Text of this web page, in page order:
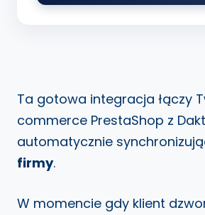
Ta gotowa integracja łączy
commerce PrestaShop z
automatycznie
firmy.
W momencie gdy klient